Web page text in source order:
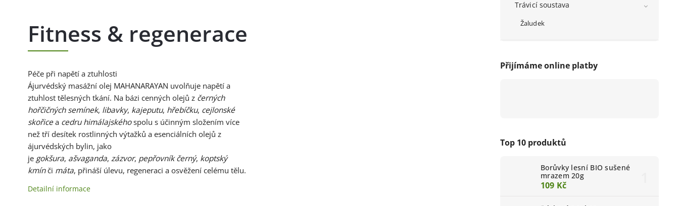
Trávicí soustava
Žaludek
Přijímáme online platby
Top 10 produktů
Borůvky lesní BIO sušené
mrazem 20g
109 Kč
Fitness & regenerace
Péče při napětí a ztuhlosti
Ájurvédský masážní olej MAHANARAYAN uvolňuje napětí a
ztuhlost tělesných tkání. Na bázi cenných olejů z černých
hořčičných semínek, libavky, kajeputu, hřebíčku, cejlonské
skořicea cedru himálajskéhospolu s účinným složením více
než tří desítek rostlinných výtažků a esenciálních olejů z
ájurvédských bylin, jako
jegokšura, ašvaganda, zázvor, pepřovník černý, koptský
kmínči máta, přináší úlevu, regeneraci a osvěžení celému tělu.
Detailní informace